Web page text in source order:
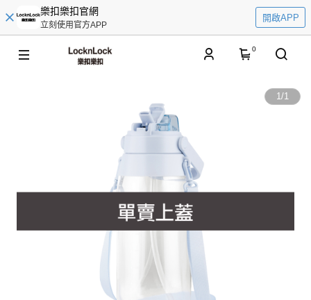
樂扣樂扣官網
立刻使用官方APP
開啟APP
0
1/1